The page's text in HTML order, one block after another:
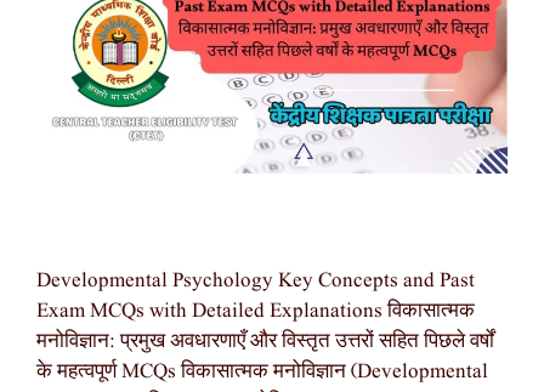
Developmental Psychology Key Concepts and Past
Exam MCQs with Detailed Explanations विकासात्मक
मनोविज्ञान: प्रमुख अवधारणाएँ और विस्तृत उत्तरों सहित पिछले वर्षों
के महत्वपूर्ण MCQs विकासात्मक मनोविज्ञान (Developmental